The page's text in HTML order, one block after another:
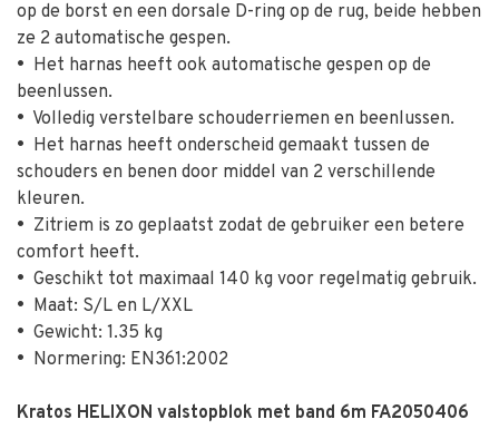
op de borst en een dorsale D-ring op de rug, beide hebben
ze 2 automatische gespen.
• Het harnas heeft ook automatische gespen op de
beenlussen.
• Volledig verstelbare schouderriemen en beenlussen.
• Het harnas heeft onderscheid gemaakt tussen de
schouders en benen door middel van 2 verschillende
kleuren.
• Zitriem is zo geplaatst zodat de gebruiker een betere
comfort heeft.
• Geschikt tot maximaal 140 kg voor regelmatig gebruik.
• Maat: S/L en L/XXL
• Gewicht: 1.35 kg
• Normering: EN361:2002
Kratos HELIXON valstopblok met band 6m FA2050406